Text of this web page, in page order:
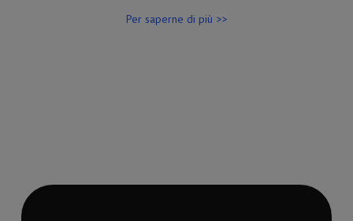
Per saperne di più